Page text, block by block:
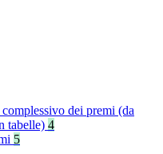
dei premi (da
tabelle) 4
5